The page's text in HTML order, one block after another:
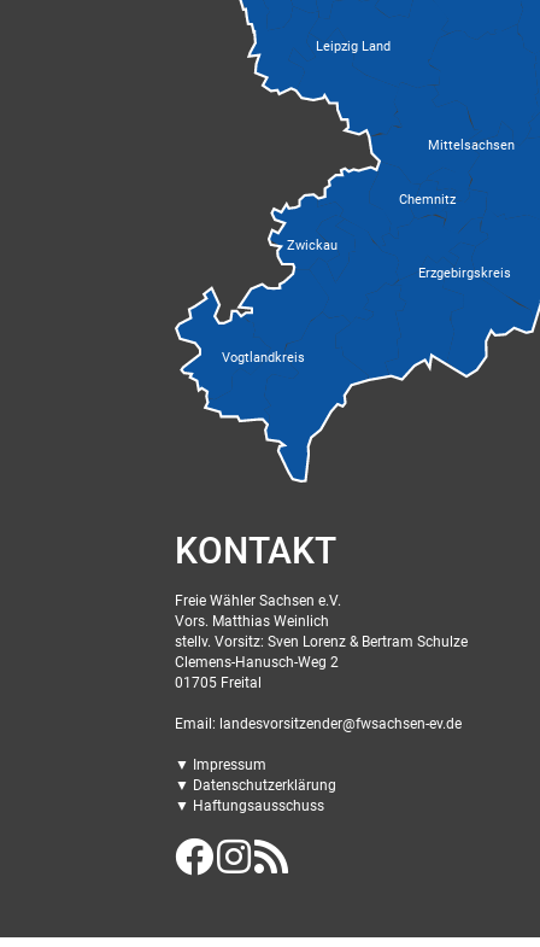
Leipzig Land
Erzgebirgskreis
Mittelsachsen
Vogtlandkreis
Zwickau
Chemnitz
KONTAKT
Freie Wähler Sachsen e.V.
Vors. Matthias Weinlich
stellv. Vorsitz: Sven Lorenz & Bertram Schulze
Clemens-Hanusch-Weg 2
01705 Freital
Email: landesvorsitzender@fwsachsen-ev.de
▼ Impressum
▼ Datenschutzerklärung
▼ Haftungsausschuss